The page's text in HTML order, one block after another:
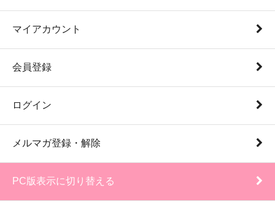
マイアカウント
会員登録
ログイン
メルマガ登録・解除
PC版表示に切り替える